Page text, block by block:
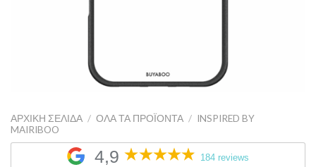
ΑΡΧΙΚΉ ΣΕΛΊΔΑ / ΌΛΑ ΤΑ ΠΡΟΪΌΝΤΑ / INSPIRED BY
MAIRIBOO
4,9 184 reviews